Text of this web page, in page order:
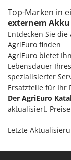
Top-Marken in
externem Akku
Entdecken Sie
AgriEuro finden
AgriEuro bietet
Lebensdauer
spezialisierter
Ersatzteile für Ihr
Der AgriEuro
aktualisiert.
Letzte